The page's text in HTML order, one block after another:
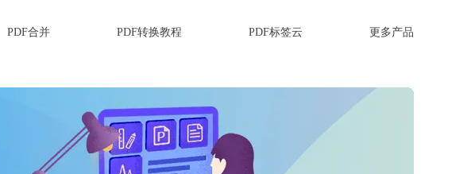
PDF合并 PDF转换教程 PDF标签云 更多产品